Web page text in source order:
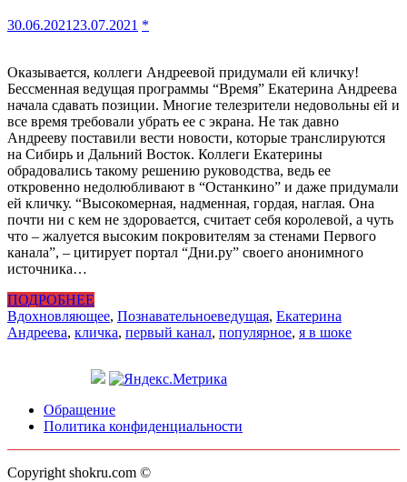
30.06.2021 23.07.2021 *
Оказывается, коллеги Андреевой придумали ей кличку!
Бессменная ведущая программы “Время” Екатерина Андреева
начала сдавать позиции. Многие телезрители недовольны ей и
все время требовали убрать ее с экрана. Не так давно
Андрееву поставили вести новости, которые транслируются
на Сибирь и Дальний Восток. Коллеги Екатерины
обрадовались такому решению руководства, ведь ее
откровенно недолюбливают в “Останкино” и даже придумали
ей кличку. “Высокомерная, надменная, гордая, наглая. Она
почти ни с кем не здоровается, считает себя королевой, а чуть
что – жалуется высоким покровителям за стенами Первого
канала”, – цитирует портал “Дни.ру” своего анонимного
источника…
ПОДРОБНЕЕ
Вдохновляющее, Познавательноеведущая, Екатерина
Андреева, кличка, первый канал, популярное, я в шоке
Обращение
Политика конфиденциальности
Copyright shokru.com ©